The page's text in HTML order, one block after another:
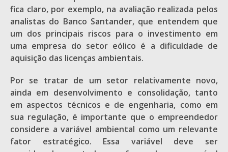
fica claro, por exemplo, na avaliação realizada pelos
analistas do Banco Santander, que entendem que
um dos principais riscos para o investimento em
uma empresa do setor eólico é a dificuldade de
aquisição das licenças ambientais.
Por se tratar de um setor relativamente novo,
ainda em desenvolvimento e consolidação, tanto
em aspectos técnicos e de engenharia, como em
sua regulação, é importante que o empreendedor
considere a variável ambiental como um relevante
fator estratégico. Essa variável deve ser